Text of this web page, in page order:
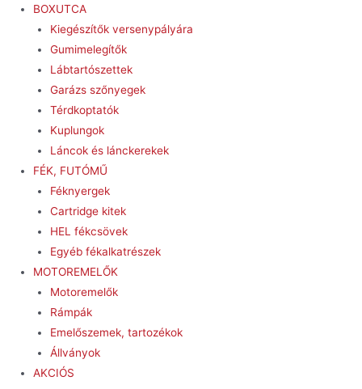
BOXUTCA
Kiegészítők versenypályára
Gumimelegítők
Lábtartószettek
Garázs szőnyegek
Térdkoptatók
Kuplungok
Láncok és lánckerekek
FÉK, FUTÓMŰ
Féknyergek
Cartridge kitek
HEL fékcsövek
Egyéb fékalkatrészek
MOTOREMELŐK
Motoremelők
Rámpák
Emelőszemek, tartozékok
Állványok
AKCIÓS